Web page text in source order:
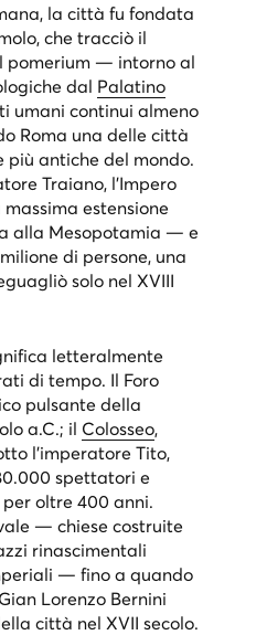
la città fu fondata
che tracciò il
pomerium — intorno al
dal Palatino
umani continui almeno
Roma una delle città
antiche del mondo.
Traiano, l’Impero
estensione
alla Mesopotamia — e
di persone, una
solo nel XVIII
letteralmente
di tempo. Il Foro
pulsante della
a.C.; il Colosseo,
l’imperatore Tito,
spettatori e
oltre 400 anni.
— chiese costruite
rinascimentali
— fino a quando
Lorenzo Bernini
città nel XVII secolo.